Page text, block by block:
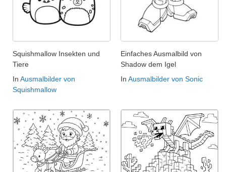
Squishmallow Insekten und
Tiere
In Ausmalbilder von
Squishmallow
Einfaches Ausmalbild von
Shadow dem Igel
In Ausmalbilder von Sonic